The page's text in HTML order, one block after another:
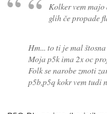
Kolker vem majo
glih če propade
Hm... to ti je mal
Moja p5k ima 2x oc
Folk se narobe zmoti
p5b,p5q kokr vem tudi